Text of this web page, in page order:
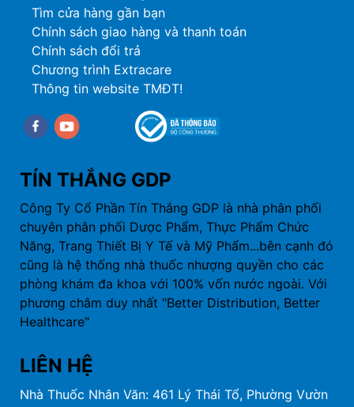
Tìm cửa hàng gần bạn
Chính sách giao hàng và thanh toán
Chính sách đổi trả
Chương trình Extracare
Thông tin website TMĐT!
Facebookyoutube
TÍN THẮNG GDP
Công Ty Cổ Phần Tín Thắng GDP là nhà phân phối
chuyên phân phối Dược Phẩm, Thực Phẩm Chức
Năng, Trang Thiết Bị Y Tế và Mỹ Phẩm...bên cạnh đó
cũng là hệ thống nhà thuốc nhượng quyền cho các
phòng khám đa khoa với 100% vốn nước ngoài. Với
phương châm duy nhất "Better Distribution, Better
Healthcare"
LIÊN HỆ
Nhà Thuốc Nhân Văn: 461 Lý Thái Tổ, Phường Vườn